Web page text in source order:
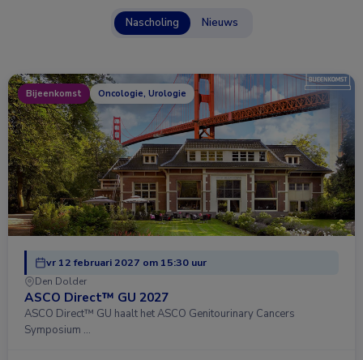
Nascholing Nieuws
Bijeenkomst Oncologie, Urologie
vr 12 februari 2027 om 15:30 uur
Den Dolder
ASCO Direct™ GU 2027
ASCO Direct™ GU haalt het ASCO Genitourinary Cancers
Symposium …